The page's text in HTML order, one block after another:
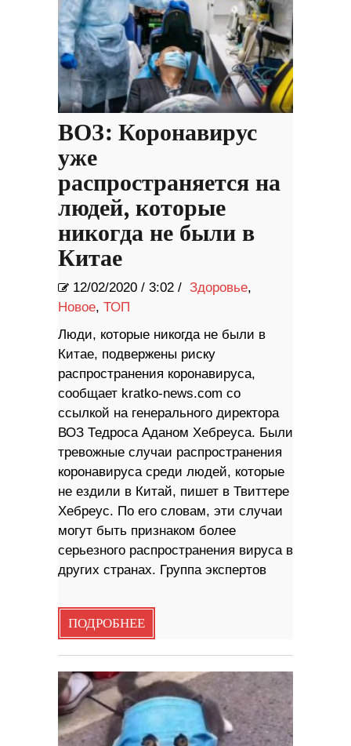
ВОЗ: Коронавирус
уже
распространяется на
людей, которые
никогда не были в
Китае
12/02/2020 / 3:02 / Здоровье,
Новое, ТОП
Люди, которые никогда не были в
Китае, подвержены риску
распространения коронавируса,
сообщает kratko-news.com со
ссылкой на генерального директора
ВОЗ Тедроса Аданом Хебреуса. Были
тревожные случаи распространения
коронавируса среди людей, которые
не ездили в Китай, пишет в Твиттере
Хебреус. По его словам, эти случаи
могут быть признаком более
серьезного распространения вируса в
других странах. Группа экспертов
ПОДРОБНЕЕ